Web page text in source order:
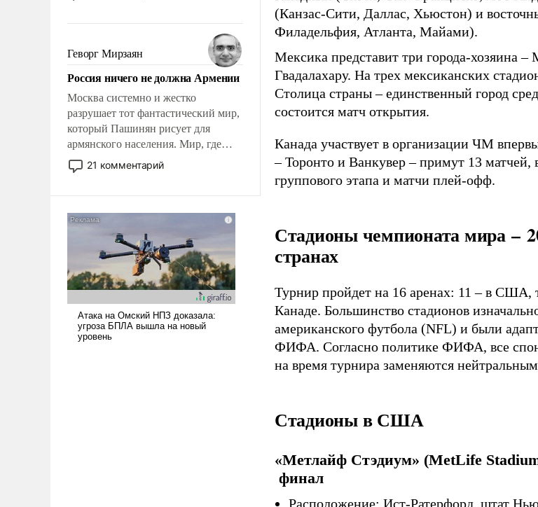
уязвимости США, например, перед
Китаем.
Геворг Мирзаян
Россия ничего не должна Армении
Москва системно и жестко
разрушает тот фантастический мир,
который Пашинян рисует для
армянского населения. Мир, где
политические прожекты будут
безусловно оплачиваться за счет
нужно отвечать.
21 комментарий
(Канзас-Сити, Даллас, Хьюстон) и
Филадельфия, Атланта, Майами).
Мексика представит три города-хозяина
Гвадалахару. На трех мексиканских
Столица страны – единственный город
состоится матч открытия.
Канада участвует в организации ЧМ
– Торонто и Ванкувер – примут 13 матчей,
группового этапа и матчи плей-офф.
Стадионы чемпионата мира –
странах
Турнир пройдет на 16 аренах: 11 – в США,
Канаде. Большинство стадионов
американского футбола (NFL) и были
ФИФА. Согласно политике ФИФА, все
на время турнира заменяются
Стадионы в США
«Метлайф Стэдиум» (MetLife
финал
Расположение: Ист-Ратерфорд, штат